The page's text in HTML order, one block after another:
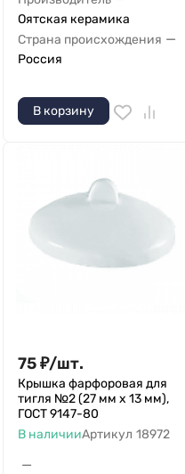
Оятская керамика
Страна происхождения —
Россия
В корзину
75₽/шт.
Крышка фарфоровая для
тигля №2 (27 мм х 13 мм),
ГОСТ 9147-80
В наличииАртикул 18972
—